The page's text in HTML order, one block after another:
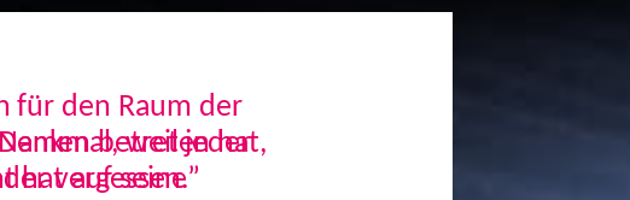
für den Raum der
weil jeder
hat auf seine